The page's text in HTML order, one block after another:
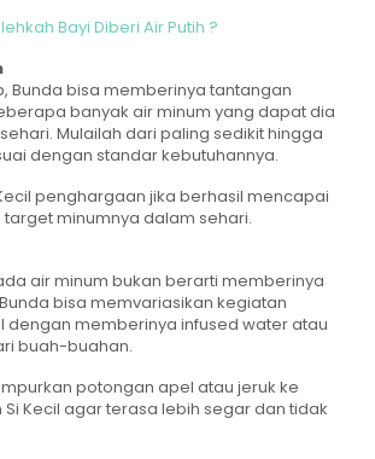
Bayi Diberi Air Putih ?
Bunda bisa memberinya tantangan
banyak air minum yang dapat dia
Mulailah dari paling sedikit hingga
dengan standar kebutuhannya.
penghargaan jika berhasil mencapai
minumnya dalam sehari.
air minum bukan berarti memberinya
bisa memvariasikan kegiatan
dengan memberinya infused water atau
buah-buahan.
potongan apel atau jeruk ke
Kecil agar terasa lebih segar dan tidak